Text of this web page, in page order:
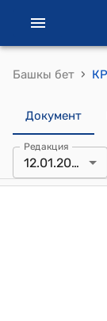
Башкы бет ›
Документ
Редакция
12.01.2013